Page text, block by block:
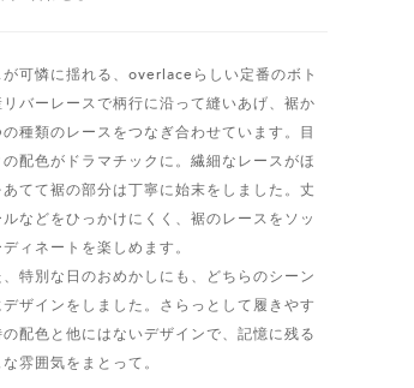
可憐に揺れる、overlaceらしい定番のボト
バーレースで柄行に沿って縫いあげ、裾か
種類のレースをつなぎ合わせています。目
配色がドラマチックに。繊細なレースがほ
てて裾の部分は丁寧に始末をしました。丈
などをひっかけにくく、裾のレースをソッ
ィネートを楽しめます。
特別な日のおめかしにも、どちらのシーン
ザインをしました。さらっとして履きやす
配色と他にはないデザインで、記憶に残る
雰囲気をまとって。